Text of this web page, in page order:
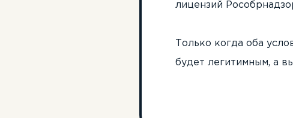
лицензий
Только когда оба
будет легитимным, а